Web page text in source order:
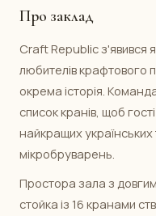
Про заклад
Craft Republic з'явився
любителів крафтового
окрема історія.
список кранів, щоб
найкращих
мікробруварень.
Простора зала з
стойка із 16 кранами